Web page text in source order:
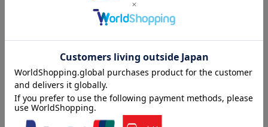
ミリオンムック
ミリオン出版
発行形態 ムックその他
ページ数 182p
ISBN